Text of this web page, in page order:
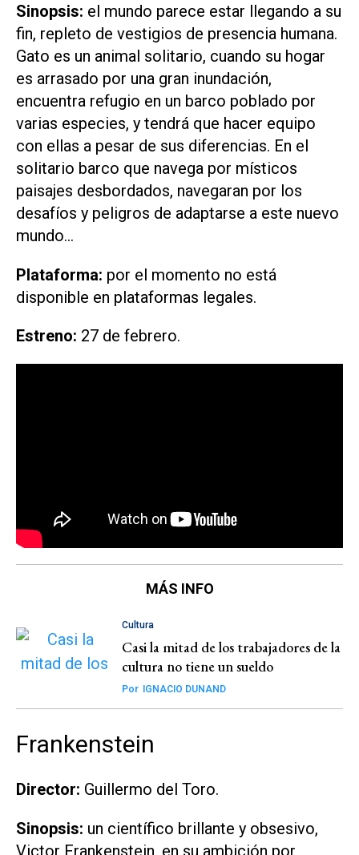
Sinopsis: el mundo parece estar llegando a su
fin, repleto de vestigios de presencia humana.
Gato es un animal solitario, cuando su hogar
es arrasado por una gran inundación,
encuentra refugio en un barco poblado por
varias especies, y tendrá que hacer equipo
con ellas a pesar de sus diferencias. En el
solitario barco que navega por místicos
paisajes desbordados, navegaran por los
desafíos y peligros de adaptarse a este nuevo
mundo…
Plataforma: por el momento no está
disponible en plataformas legales.
Estreno: 27 de febrero.
MÁS INFO
Cultura
Casi la mitad de los trabajadores de la
cultura no tiene un sueldo
Por IGNACIO DUNAND
Frankenstein
Director: Guillermo del Toro.
Sinopsis: un científico brillante y obsesivo,
Victor Frankenstein, en su ambición por